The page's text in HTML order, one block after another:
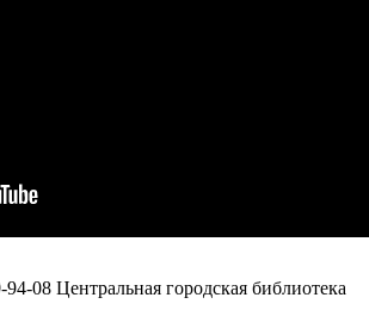
08 Центральная городская библиотека